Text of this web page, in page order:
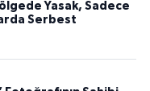
Yasak, Sadece
Serbest